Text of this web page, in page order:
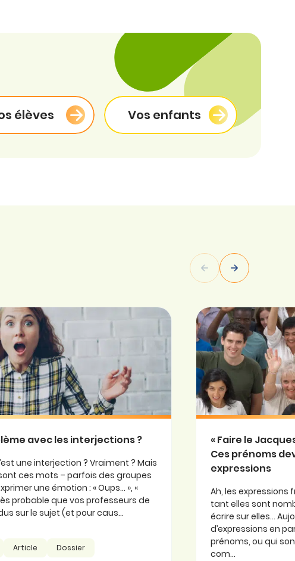
élèves Vos enfants
avec les interjections ?
une interjection ? Vraiment ? Mais
ces mots – parfois des groupes
une émotion : « Oups… », «
probable que vos professeurs de
sur le sujet (et pour caus...
Article Dossier
« Faire le
Ces prénoms
expressions
Ah, les expressions
tant elles sont
écrire sur elles…
d’expressions en
prénoms, ou qui
com...